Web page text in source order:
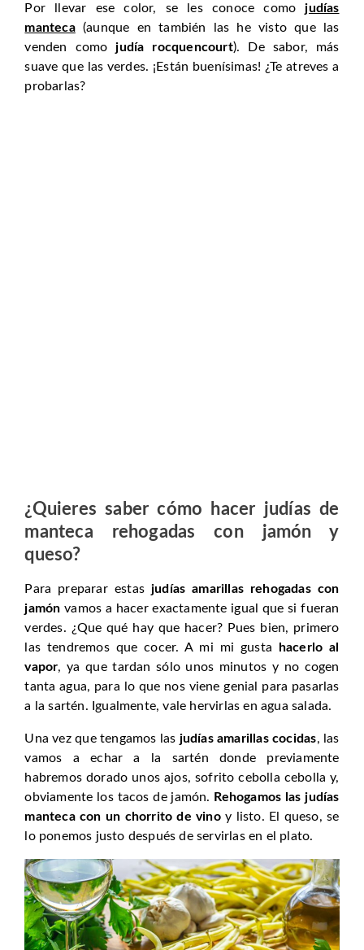
Por llevar ese color, se les conoce comojudías
manteca(aunque en también las he visto que las
venden comojudía rocquencourt). De sabor, más
suave que las verdes. ¡Están buenísimas! ¿Te atreves a
probarlas?
¿Quieres saber cómo hacer judías de
manteca rehogadas con jamón y
queso?
Para preparar estas judías amarillas rehogadas con
jamón vamos a hacer exactamente igual que si fueran
verdes. ¿Que qué hay que hacer? Pues bien, primero
las tendremos que cocer. A mi mi gusta
hacerlo al
vapor, ya que tardan sólo unos minutos y no cogen
tanta agua, para lo que nos viene genial para pasarlas
a la sartén. Igualmente, vale hervirlas en agua salada.
Una vez que tengamos las judías amarillas cocidas, las
vamos a echar a la sartén donde previamente
habremos dorado unos ajos, sofrito cebolla cebolla y,
obviamente los tacos de jamón. Rehogamos las judías
manteca con un chorrito de vinoy listo. El queso, se
lo ponemos justo después de servirlas en el plato.